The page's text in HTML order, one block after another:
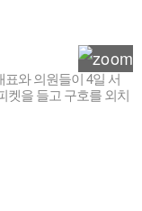
와 의원들이 4일 서
켓을 들고 구호를 외치